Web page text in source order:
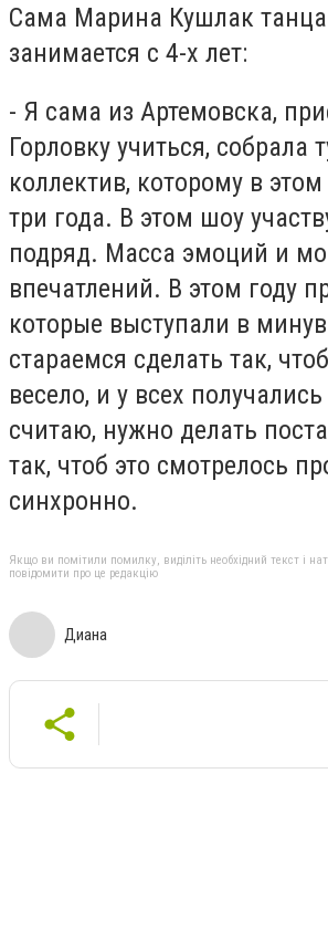
Сама Марина Кушлак
занимается с 4-х лет:
- Я сама из Артемовска,
Горловку учиться, собрала
коллектив, которому в этом
три года. В этом шоу
подряд. Масса эмоций и
впечатлений. В этом году
которые выступали в
стараемся сделать так,
весело, и у всех
считаю, нужно делать
так, чтоб это смотрелось
синхронно.
Якщо ви помітили помилку, виділіть необхідний текст і
повідомити про це редакцію
Диана